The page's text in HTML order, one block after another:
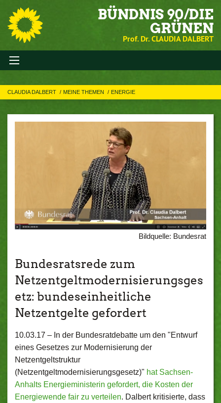
BÜNDNIS 90/DIE
GRÜNEN
Prof. Dr. CLAUDIA DALBERT
CLAUDIA DALBERT MEINE THEMEN ENERGIE
Bildquelle: Bundesrat
Bundesratsrede zum
Netzentgeltmodernisierungsges
etz: bundeseinheitliche
Netzentgelte gefordert
10.03.17 – In der Bundesratdebatte um den "Entwurf
eines Gesetzes zur Modernisierung der
Netzentgeltstruktur
(Netzentgeltmodernisierungsgesetz)" hat Sachsen-
Anhalts Energieministerin gefordert, die Kosten der
Energiewende fair zu verteilen. Dalbert kritisierte, dass